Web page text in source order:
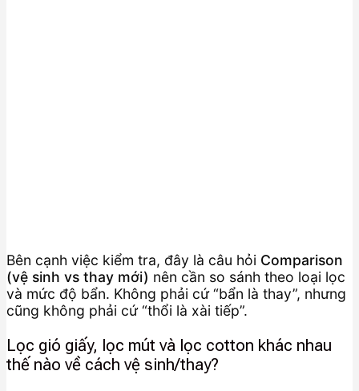
Bên cạnh việc kiểm tra, đây là câu hỏi Comparison
(vệ sinh vs thay mới) nên cần so sánh theo loại lọc
và mức độ bẩn. Không phải cứ “bẩn là thay”, nhưng
cũng không phải cứ “thổi là xài tiếp”.
Lọc gió giấy, lọc mút và lọc cotton khác nhau
thế nào về cách vệ sinh/thay?